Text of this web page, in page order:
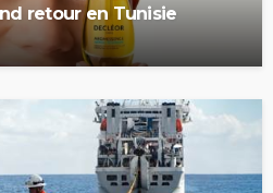
retour en Tunisie